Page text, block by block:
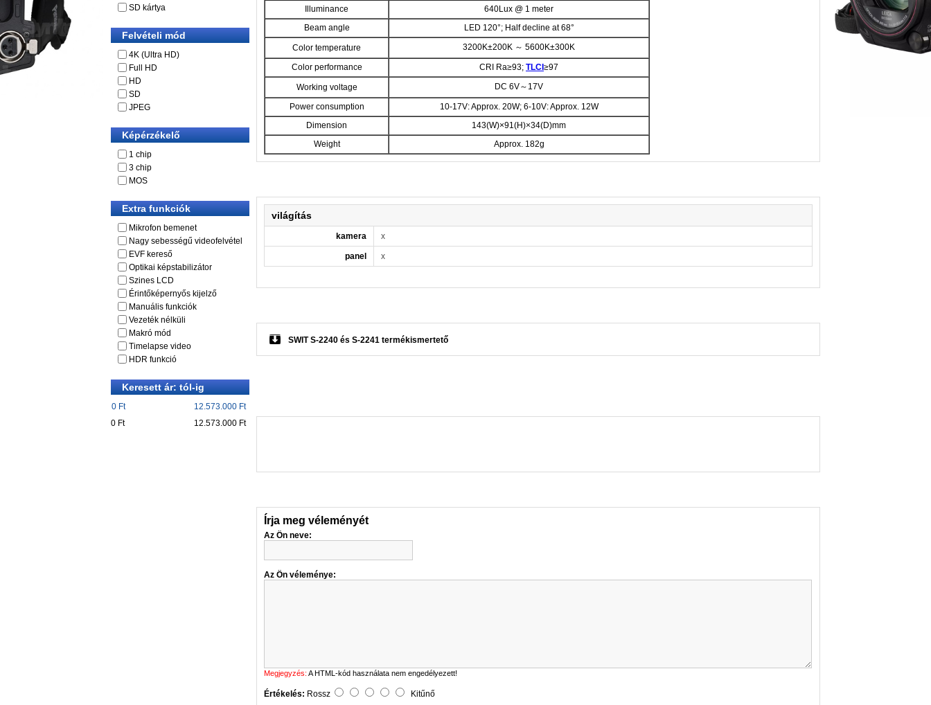
SD kártya
Felvételi mód
4K (Ultra HD)
Full HD
HD
SD
JPEG
Képérzékelő
1 chip
3 chip
MOS
Extra funkciók
Mikrofon bemenet
Nagy sebességű videofelvétel
EVF kereső
Optikai képstabilizátor
Szines LCD
Érintőképernyős kijelző
Manuális funkciók
Vezeték nélküli
Makró mód
Timelapse video
HDR funkció
Keresett ár: tól-ig
0 Ft
12.573.000 Ft
0 Ft
12.573.000 Ft
Illuminance
640Lux @ 1 meter
Beam angle
LED 120°; Half decline at 68°
Color temperature 3200K±200K ～ 5600K±300K
Color performance CRI Ra≥93; TLCI≥97
Working voltage DC 6V～17V
Power consumption
10-17V: Approx. 20W; 6-10V: Approx. 12W
Dimension
143(W)×91(H)×34(D)mm
Weight
Approx. 182g
világítás
kamera x
panel x
SWIT S-2240 és S-2241 termékismertető
Írja meg véleményét
Az Ön neve:
Az Ön véleménye:
Megjegyzés: A HTML-kód használata nem engedélyezett!
Értékelés: Rossz
Kitűnő